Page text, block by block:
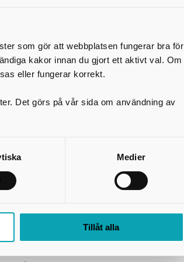
som gör att webbplatsen fungerar bra för
kakor innan du gjort ett aktivt val. Om
eller fungerar korrekt.
Det görs på vår sida om användning av
Medier
Tillåt alla
och ge dem verktyg för
i kommuner och
föreälsningar med bland
men också att skapa
för vårdnadshavare och
genomförs
effekterna av
kontakta Sara